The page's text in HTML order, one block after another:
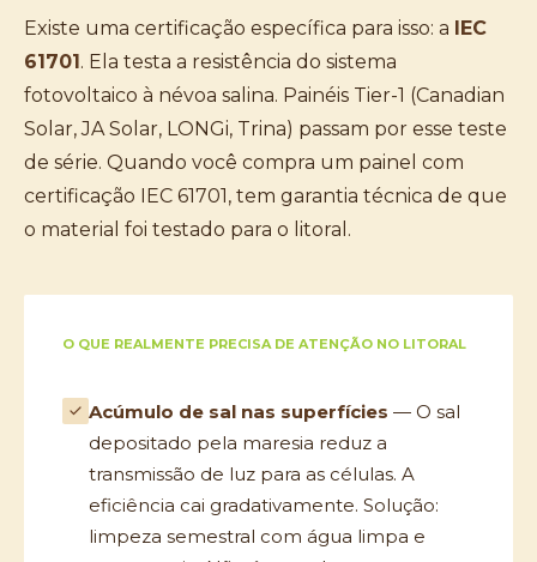
Existe uma certificação específica para isso: a IEC
61701. Ela testa a resistência do sistema
fotovoltaico à névoa salina. Painéis Tier-1 (Canadian
Solar, JA Solar, LONGi, Trina) passam por esse teste
de série. Quando você compra um painel com
certificação IEC 61701, tem garantia técnica de que
o material foi testado para o litoral.
O QUE REALMENTE PRECISA DE ATENÇÃO NO LITORAL
Acúmulo de sal nas superfícies — O sal
depositado pela maresia reduz a
transmissão de luz para as células. A
eficiência cai gradativamente. Solução:
limpeza semestral com água limpa e